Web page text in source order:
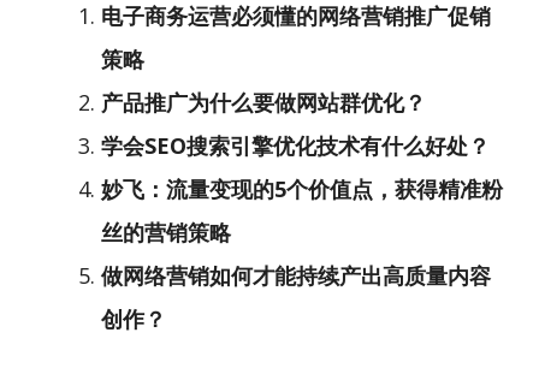
电子商务运营必须懂的网络营销推广促销
策略
产品推广为什么要做网站群优化？
学会SEO搜索引擎优化技术有什么好处？
妙飞：流量变现的5个价值点，获得精准粉
丝的营销策略
做网络营销如何才能持续产出高质量内容
创作？